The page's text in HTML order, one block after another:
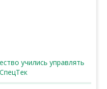
учились управлять